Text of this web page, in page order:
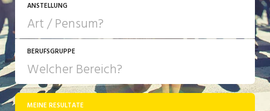
ANSTELLUNG
JOB-TYP
Festanstellung
BERUFSGRUPPE
MEINE RESULTATE